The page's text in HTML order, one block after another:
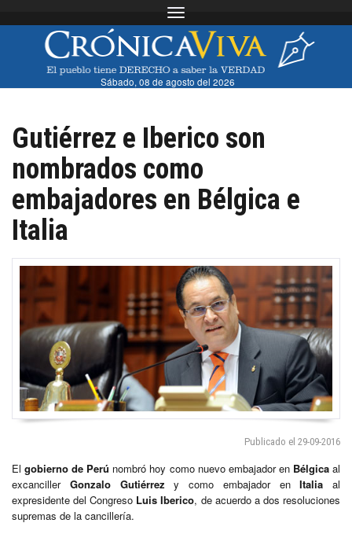
Toggle navigation
Sábado, 08 de agosto del 2026
Gutiérrez e Iberico son
nombrados como
embajadores en Bélgica e
Italia
Publicado el 29-09-2016
Elgobierno de Perú nombró hoy como nuevo embajador en Bélgicaal
excanciller Gonzalo Gutiérrez y como embajador enItalia al
expresidente del Congreso Luis Iberico, de acuerdo a dos resoluciones
supremas de la cancillería.